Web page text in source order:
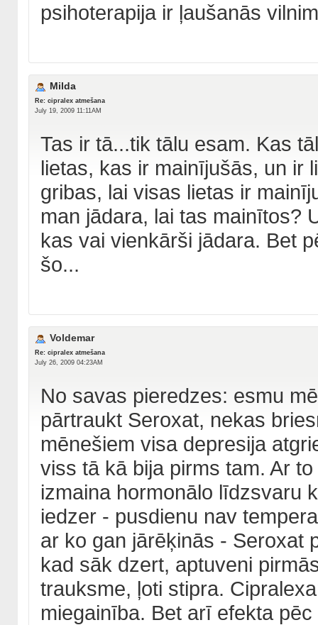
psihoterapija ir ļaušanās
Milda
Re: cipralex atmešana
July 19, 2009 11:11AM
Tas ir tā...tik tālu esam. Kas
lietas, kas ir mainījušās, un ir
gribas, lai visas lietas ir
man jādara, lai tas mainītos?
kas vai vienkārši jādara. Bet
šo...
Voldemar
Re: cipralex atmešana
July 26, 2009 04:23AM
No savas pieredzes: esmu
pārtraukt Seroxat, nekas
mēnešiem visa depresija
viss tā kā bija pirms tam. Ar
izmaina hormonālo līdzsvaru
iedzer - pusdienu nav
ar ko gan jārēķinās - Seroxat
kad sāk dzert, aptuveni
trauksme, ļoti stipra.
miegainība. Bet arī efekta